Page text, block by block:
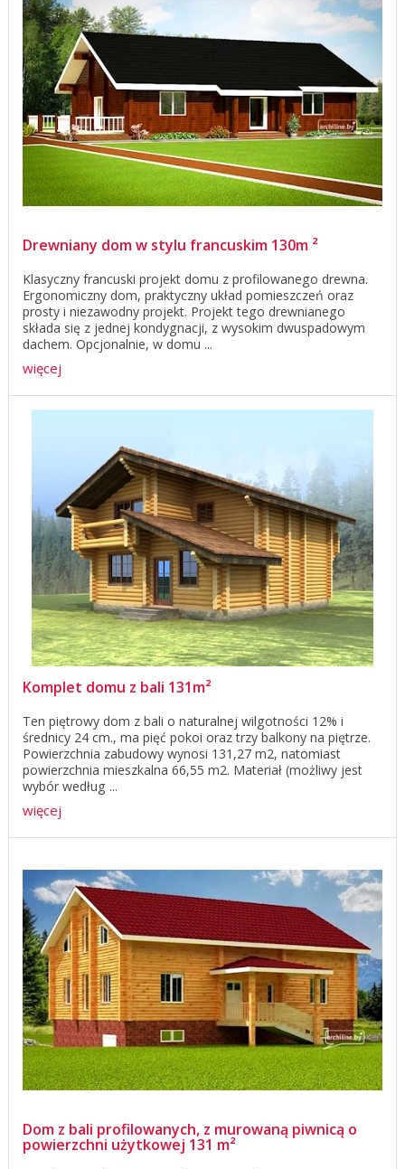
Drewniany dom w stylu francuskim 130m ²
Klasyczny francuski projekt domu z profilowanego drewna.
Ergonomiczny dom, praktyczny układ pomieszczeń oraz
prosty i niezawodny projekt. Projekt tego drewnianego
składa się z jednej kondygnacji, z wysokim dwuspadowym
dachem. Opcjonalnie, w domu ...
więcej
Komplet domu z bali 131m²
Ten piętrowy dom z bali o naturalnej wilgotności 12% i
średnicy 24 cm., ma pięć pokoi oraz trzy balkony na piętrze.
Powierzchnia zabudowy wynosi 131,27 m2, natomiast
powierzchnia mieszkalna 66,55 m2. Materiał (możliwy jest
wybór według ...
więcej
Dom z bali profilowanych, z murowaną piwnicą o
powierzchni użytkowej 131 m²